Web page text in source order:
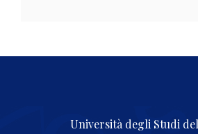
Università degli Studi